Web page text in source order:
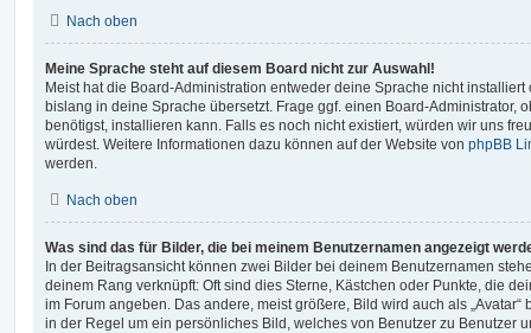
Nach oben
Meine Sprache steht auf diesem Board nicht zur Auswahl!
Meist hat die Board-Administration entweder deine Sprache nicht
bislang in deine Sprache übersetzt. Frage ggf. einen Board-Administrator,
benötigst, installieren kann. Falls es noch nicht existiert, würden wir uns
würdest. Weitere Informationen dazu können auf der Website von phpBB
werden.
Nach oben
Was sind das für Bilder, die bei meinem Benutzernamen angezeigt
In der Beitragsansicht können zwei Bilder bei deinem Benutzernamen
deinem Rang verknüpft: Oft sind dies Sterne, Kästchen oder Punkte, die
im Forum angeben. Das andere, meist größere, Bild wird auch als
in der Regel um ein persönliches Bild, welches von Benutzer zu Benutzer